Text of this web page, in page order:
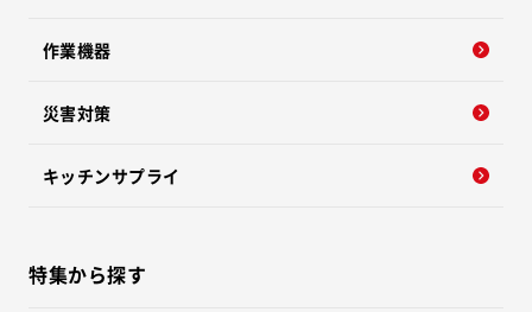
作業機器
災害対策
キッチンサプライ
特集から探す